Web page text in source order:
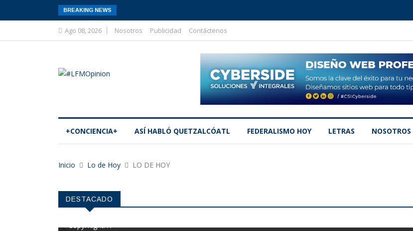
BREAKING NEWS
Ago 08, 2026 Nosotros Publicidad Contáctenos
+CONCIENCIA+ ASÍ­ HABLÓ QUETZALCÓATL FEDERALISMO HOY LETRAS NOSOTROS
Inicio Lo de Hoy LO DE HOY
DESTACADO
CopyrRight:X